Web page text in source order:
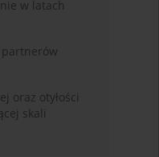
w latach
partnerów
oraz otyłości
skali